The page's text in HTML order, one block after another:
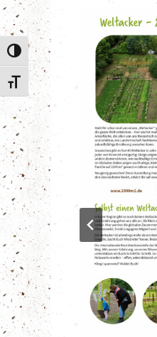
Attiva/disattiva alto contrasto
Attiva/disattiva dimensione testo